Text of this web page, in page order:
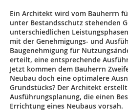
Ein Architekt wird vom Bauherrn
unter Bestandsschutz stehenden
unterschiedlichen
mit der Genehmigungs- und
Baugenehmigung für
erteilt, eine entsprechende
Jetzt kommen dem Bauherrn
Neubau doch eine optimalere
Grundstücks? Der Architekt
Ausführungsplanung, die einen
Errichtung eines Neubaus vorsah.